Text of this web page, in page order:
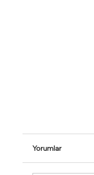
Yorumlar